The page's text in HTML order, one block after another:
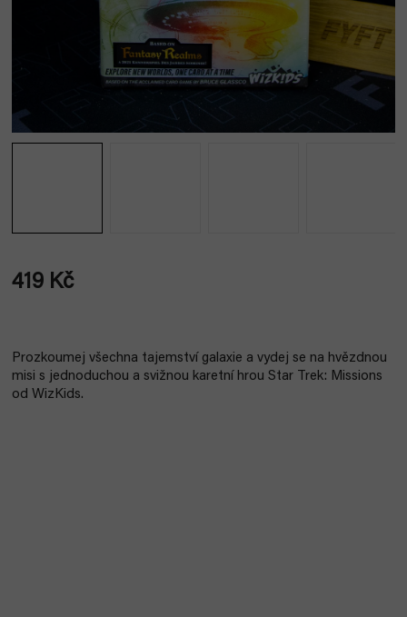
419 Kč
Prozkoumej všechna tajemství galaxie a vydej se na hvězdnou
misi s jednoduchou a svižnou karetní hrou Star Trek: Missions
od WizKids.